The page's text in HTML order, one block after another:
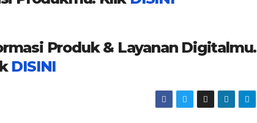
Produk & Layanan Digitalmu.
DISINI